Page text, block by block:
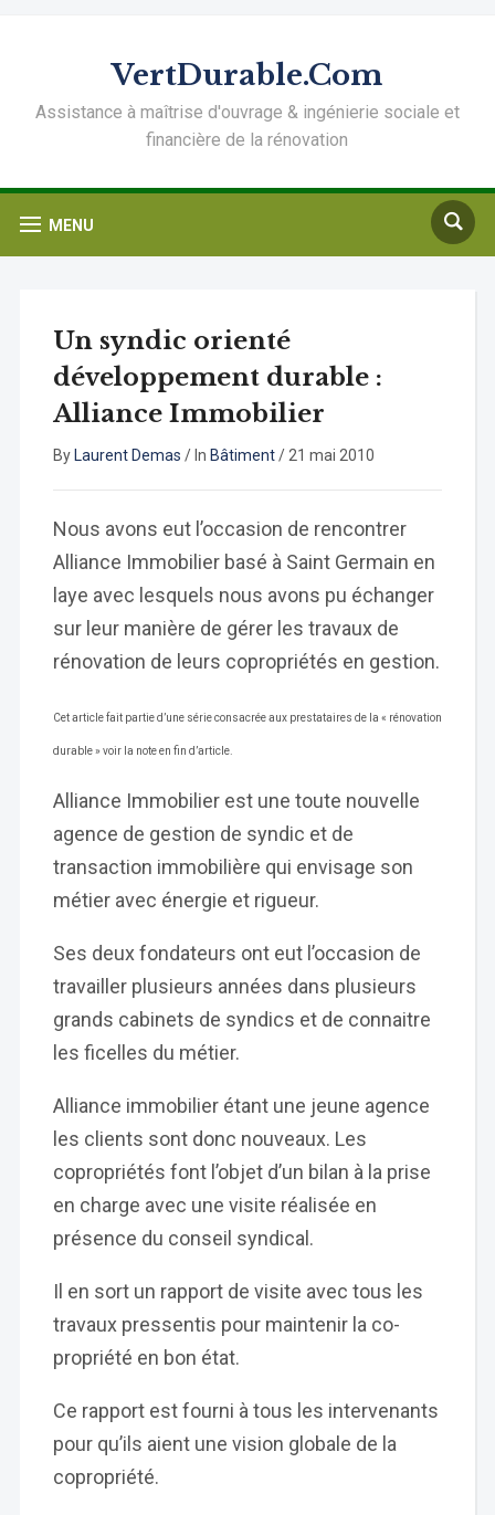
VertDurable.Com
Assistance à maîtrise d'ouvrage & ingénierie sociale et
financière de la rénovation
MENU
Un syndic orienté
développement durable :
Alliance Immobilier
By Laurent Demas / In Bâtiment/ 21 mai 2010
Nous avons eut l’occasion de rencontrer
Alliance Immobilier basé à Saint Germain en
laye avec lesquels nous avons pu échanger
sur leur manière de gérer les travaux de
rénovation de leurs copropriétés en gestion.
Cet article fait partie d’une série consacrée aux prestataires de la « rénovation
durable » voir la note en fin d’article.
Alliance Immobilier est une toute nouvelle
agence de gestion de syndic et de
transaction immobilière qui envisage son
métier avec énergie et rigueur.
Ses deux fondateurs ont eut l’occasion de
travailler plusieurs années dans plusieurs
grands cabinets de syndics et de connaitre
les ficelles du métier.
Alliance immobilier étant une jeune agence
les clients sont donc nouveaux. Les
copropriétés font l’objet d’un bilan à la prise
en charge avec une visite réalisée en
présence du conseil syndical.
Il en sort un rapport de visite avec tous les
travaux pressentis pour maintenir la co-
propriété en bon état.
Ce rapport est fourni à tous les intervenants
pour qu’ils aient une vision globale de la
copropriété.